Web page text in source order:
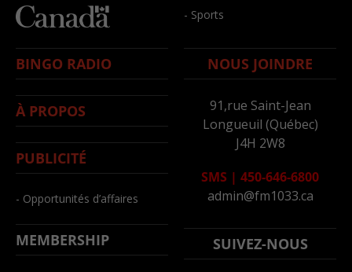
- Sports
BINGO RADIO
À PROPOS
PUBLICITÉ
- Opportunités d’affaires
MEMBERSHIP
NOUS JOINDRE
91,rue Saint-Jean
Longueuil (Québec)
J4H 2W8
SMS | 450-646-6800
admin@fm1033.ca
SUIVEZ-NOUS